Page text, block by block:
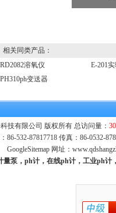
相关同类产品：
RD2082溶氧仪
E-201
PH310ph变送器
技有限公司 版权所有 总访问量：
86-532-87817718 传真：86-0532-
GoogleSitemap网址：
量泵，ph计，在线ph计，工业ph